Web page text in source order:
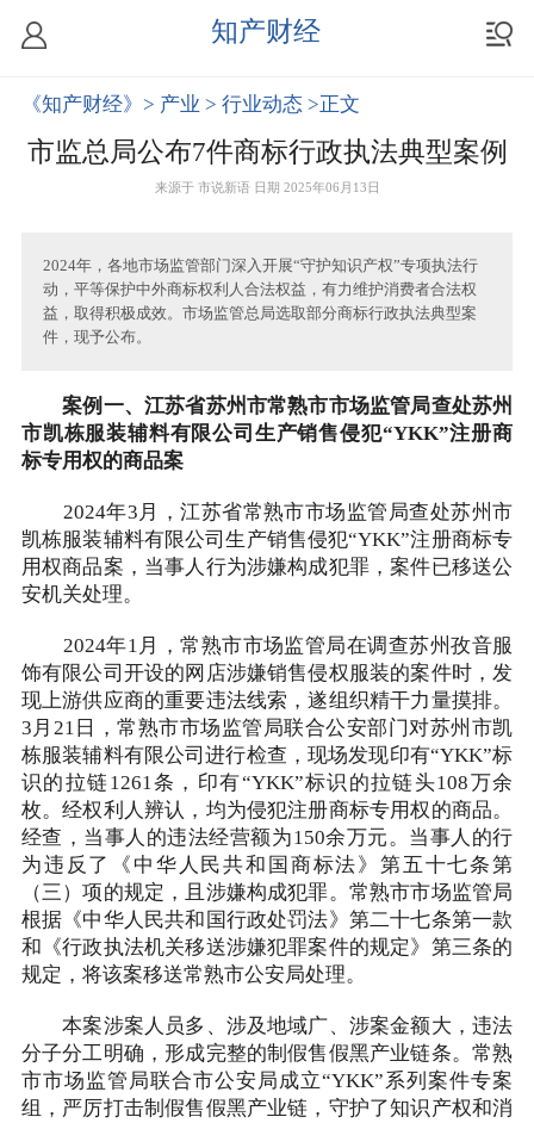
知产财经
《知产财经》 > 产业 > 行业动态 >正文
市监总局公布7件商标行政执法典型案例
来源于 市说新语 日期 2025年06月13日
2024年，各地市场监管部门深入开展“守护知识产权”专项执法行
动，平等保护中外商标权利人合法权益，有力维护消费者合法权
益，取得积极成效。市场监管总局选取部分商标行政执法典型案
件，现予公布。
案例一、江苏省苏州市常熟市市场监管局查处苏州
市凯栋服装辅料有限公司生产销售侵犯“YKK”注册商
标专用权的商品案
2024年3月，江苏省常熟市市场监管局查处苏州市
凯栋服装辅料有限公司生产销售侵犯“YKK”注册商标专
用权商品案，当事人行为涉嫌构成犯罪，案件已移送公
安机关处理。
2024年1月，常熟市市场监管局在调查苏州孜音服
饰有限公司开设的网店涉嫌销售侵权服装的案件时，发
现上游供应商的重要违法线索，遂组织精干力量摸排。
3月21日，常熟市市场监管局联合公安部门对苏州市凯
栋服装辅料有限公司进行检查，现场发现印有“YKK”标
识的拉链1261条，印有“YKK”标识的拉链头108万余
枚。经权利人辨认，均为侵犯注册商标专用权的商品。
经查，当事人的违法经营额为150余万元。当事人的行
为违反了《中华人民共和国商标法》第五十七条第
（三）项的规定，且涉嫌构成犯罪。常熟市市场监管局
根据《中华人民共和国行政处罚法》第二十七条第一款
和《行政执法机关移送涉嫌犯罪案件的规定》第三条的
规定，将该案移送常熟市公安局处理。
本案涉案人员多、涉及地域广、涉案金额大，违法
分子分工明确，形成完整的制假售假黑产业链条。常熟
市市场监管局联合市公安局成立“YKK”系列案件专案
组，严厉打击制假售假黑产业链，守护了知识产权和消